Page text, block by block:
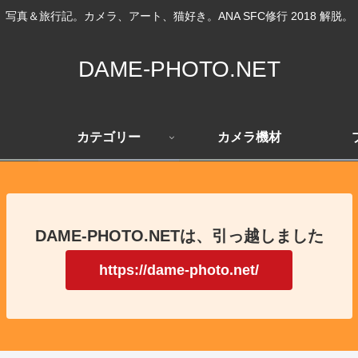
写真＆旅行記。カメラ、アート、猫好き。ANA SFC修行 2018 解脱。
DAME-PHOTO.NET
カテゴリー カメラ機材
DAME-PHOTO.NETは、引っ越しました
https://dame-photo.net/